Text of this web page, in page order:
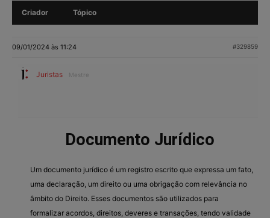
Criador Tópico
09/01/2024 às 11:24 #329859
Juristas Mestre
Documento Jurídico
Um documento jurídico é um registro escrito que expressa um fato,
uma declaração, um direito ou uma obrigação com relevância no
âmbito do Direito. Esses documentos são utilizados para
formalizar acordos, direitos, deveres e transações, tendo validade